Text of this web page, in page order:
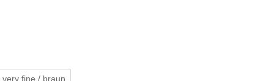
very fine / braun